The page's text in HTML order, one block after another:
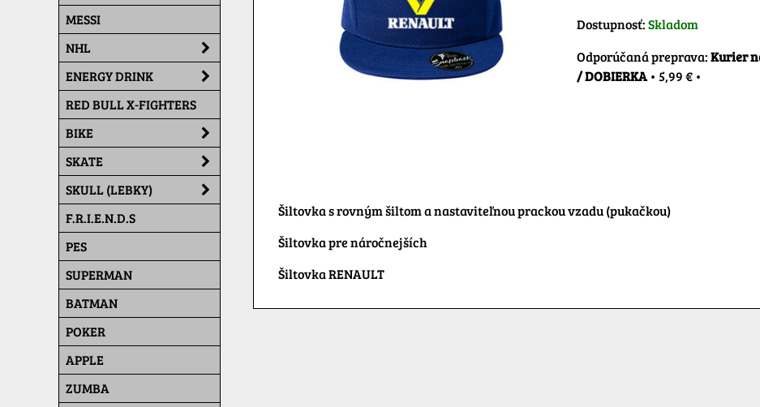
Dostupnosť:Skladom
Kurier
/ DOBIERKA• 5,99 € •
Šiltovka s rovným šiltom a nastaviteľnou prackou vzadu (pukačkou)
Šiltovka pre náročnejších
Šiltovka RENAULT
MESSI
NHL
ENERGY DRINK
RED BULL X-FIGHTERS
BIKE
SKATE
SKULL (LEBKY)
F.R.I.E.N.D.S
PES
SUPERMAN
BATMAN
POKER
APPLE
ZUMBA